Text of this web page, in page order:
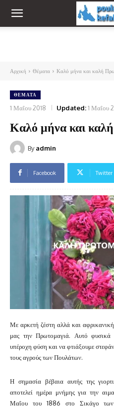
Αρχική Θέματα Καλό μήνα και καλή
ΘΈΜΑΤΑ
1 Μαΐου 2018 Updated:1 Μαΐου
Καλό μήνα και
By admin
Facebook Twitter
Με αρκετή ζέστη αλλά και
μας την Πρωτομαγιά. Αυτό
υπέροχη φύση και να φτιάξουμε
τους αγρούς των Πουλάτων.
Η σημασία βέβαια αυτής της
αποτελεί ημέρα μνήμης για την
Μαΐου του 1886 στο Σικάγο των